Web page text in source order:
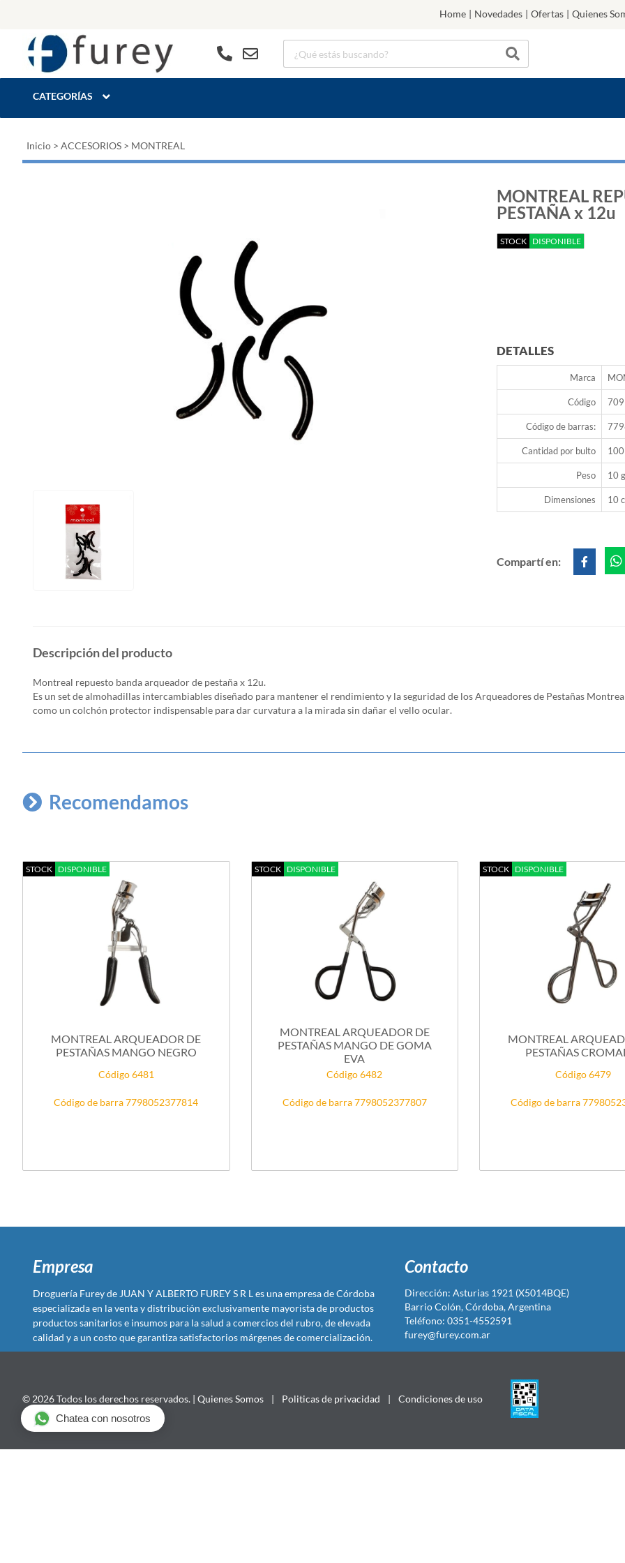
Home | Novedades | Ofertas | Quienes
CATEGORÍAS
Inicio > ACCESORIOS > MONTREAL
MONTREAL
PESTAÑA x 12u
STOCK DISPONIBLE
DETALLES
Marca
Código
Código de barras:
Cantidad por bulto 100
Peso 10
Dimensiones 10
Compartí en:
Descripción del producto
Montreal repuesto banda arqueador de pestaña x 12u.
Es un set de almohadillas intercambiables diseñado para mantener el rendimiento y la seguridad de los Arqueadores de Pestañas
como un colchón protector indispensable para dar curvatura a la mirada sin dañar el vello ocular.
Recomendamos
STOCK DISPONIBLE
MONTREAL ARQUEADOR DE
PESTAÑAS MANGO NEGRO
Código 6481
Código de barra 7798052377814
STOCK DISPONIBLE
MONTREAL ARQUEADOR DE
PESTAÑAS MANGO DE GOMA
EVA
Código 6482
Código de barra 7798052377807
STOCK DISPONIBLE
MONTREAL
PESTAÑAS
Código 6479
Código de barra
Empresa
Droguería Furey de JUAN Y ALBERTO FUREY S R L es una empresa de Córdoba
especializada en la venta y distribución exclusivamente mayorista de productos
productos sanitarios e insumos para la salud a comercios del rubro, de elevada
calidad y a un costo que garantiza satisfactorios márgenes de comercialización.
Contacto
Dirección: Asturias 1921 (X5014BQE)
Barrio Colón, Córdoba, Argentina
Teléfono: 0351-4552591
furey@furey.com.ar
© 2026 Todos los derechos reservados. | Quienes Somos | Politicas de privacidad |
Condiciones de uso
Chatea con nosotros